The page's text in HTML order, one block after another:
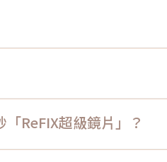
ReFIX超級鏡片」？